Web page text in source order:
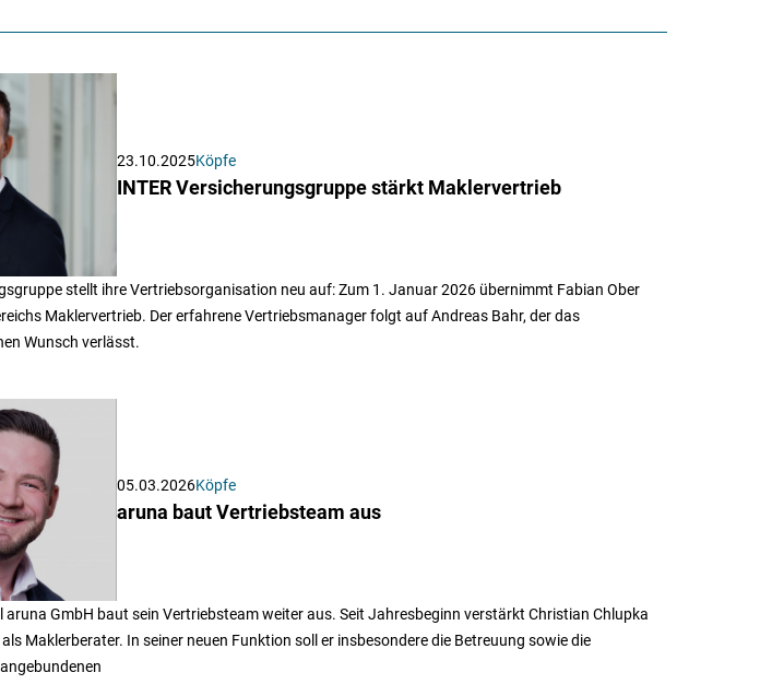
23.10.2025Köpfe
INTER Versicherungsgruppe stärkt Maklervertrieb
stellt ihre Vertriebsorganisation neu auf: Zum 1. Januar 2026 übernimmt Fabian Ober
Maklervertrieb. Der erfahrene Vertriebsmanager folgt auf Andreas Bahr, der das
Wunsch verlässt.
05.03.2026Köpfe
aruna baut Vertriebsteam aus
aruna GmbH baut sein Vertriebsteam weiter aus. Seit Jahresbeginn verstärkt Christian Chlupka
Maklerberater. In seiner neuen Funktion soll er insbesondere die Betreuung sowie die